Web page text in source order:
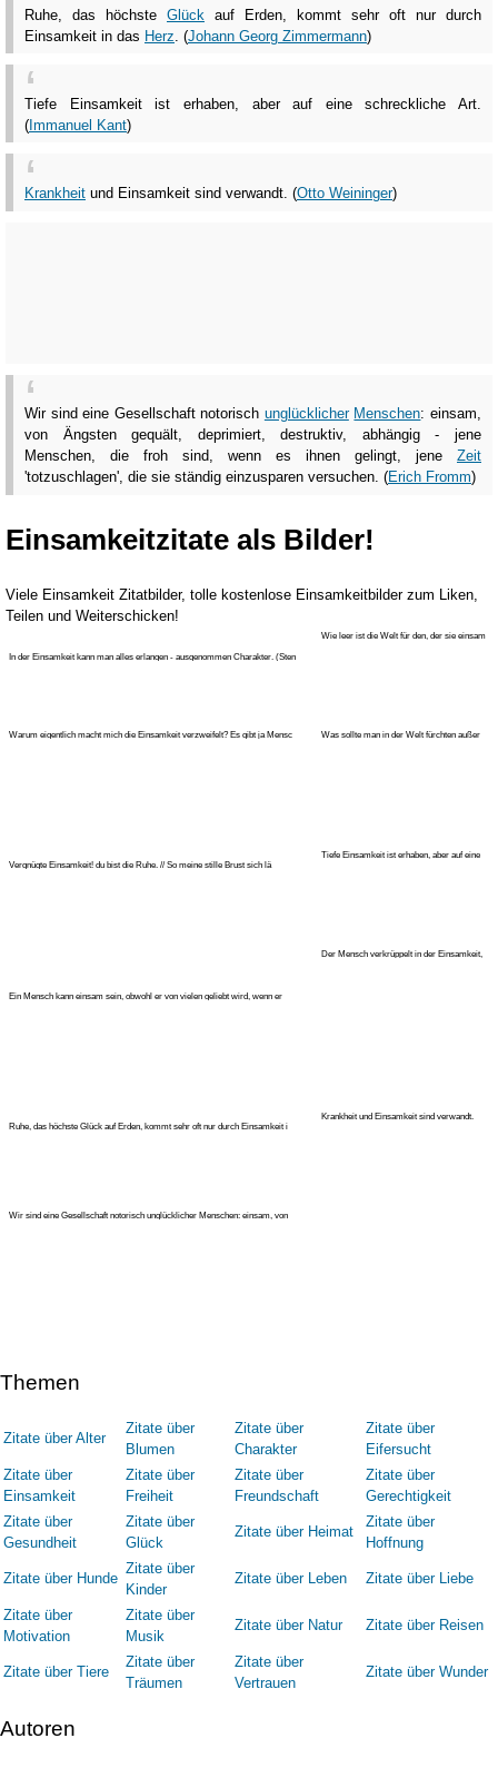
Ruhe, das höchste Glück auf Erden, kommt sehr oft nur durch
Einsamkeit in das Herz . (Johann Georg Zimmermann)
Tiefe Einsamkeit ist erhaben, aber auf eine schreckliche Art.
( Immanuel Kant)
Krankheit und Einsamkeit sind verwandt. (Otto Weininger)
Wir sind eine Gesellschaft notorisch unglücklicher Menschen: einsam,
von Ängsten gequält, deprimiert, destruktiv, abhängig - jene
Menschen, die froh sind, wenn es ihnen gelingt, jene Zeit
'totzuschlagen', die sie ständig einzusparen versuchen. (Erich Fromm)
Einsamkeitzitate als Bilder!
Viele Einsamkeit Zitatbilder, tolle kostenlose Einsamkeitbilder zum Liken,
Teilen und Weiterschicken!
In der Einsamkeit kann man alles erlangen - ausgenommen Charakter. (Sten
Wie leer ist die Welt für den, der sie einsam
Warum eigentlich macht mich die Einsamkeit verzweifelt? Es gibt ja Mensc
Was sollte man in der Welt fürchten außer
Vergnügte Einsamkeit! du bist die Ruhe. // So meine stille Brust sich lä
Tiefe Einsamkeit ist erhaben, aber auf eine
Ein Mensch kann einsam sein, obwohl er von vielen geliebt wird, wenn er
Der Mensch verkrüppelt in der Einsamkeit,
Ruhe, das höchste Glück auf Erden, kommt sehr oft nur durch Einsamkeit i
Krankheit und Einsamkeit sind verwandt.
Wir sind eine Gesellschaft notorisch unglücklicher Menschen: einsam, von
Themen
Zitate über Alter
Zitate über
Blumen
Zitate über
Charakter
Zitate über
Eifersucht
Zitate über
Einsamkeit
Zitate über
Freiheit
Zitate über
Freundschaft
Zitate über
Gerechtigkeit
Zitate über
Gesundheit
Zitate über
Glück
Zitate über Heimat
Zitate über
Hoffnung
Zitate über Hunde
Zitate über
Kinder
Zitate über Leben Zitate über Liebe
Zitate über
Motivation
Zitate über
Musik
Zitate über Natur Zitate über Reisen
Zitate über Tiere
Zitate über
Träumen
Zitate über
Vertrauen
Zitate über Wunder
Autoren